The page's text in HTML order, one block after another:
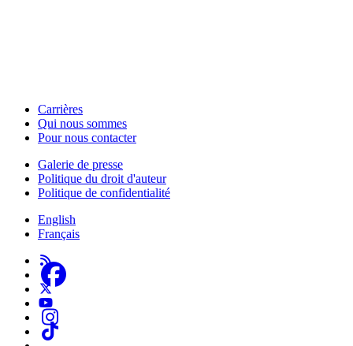
Footer
This
Site
Carrières
Qui nous sommes
Pour nous contacter
Footer
About
Galerie de presse
Politique du droit d'auteur
Politique de confidentialité
English
Français